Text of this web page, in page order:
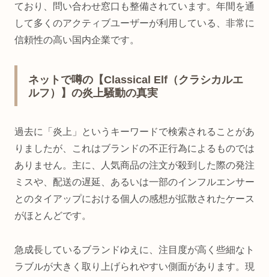
ており、問い合わせ窓口も整備されています。年間を通
して多くのアクティブユーザーが利用している、非常に
信頼性の高い国内企業です。
ネットで噂の【Classical Elf（クラシカルエ
ルフ）】の炎上騒動の真実
過去に「炎上」というキーワードで検索されることがあ
りましたが、これはブランドの不正行為によるものでは
ありません。主に、人気商品の注文が殺到した際の発注
ミスや、配送の遅延、あるいは一部のインフルエンサー
とのタイアップにおける個人の感想が拡散されたケース
がほとんどです。
急成長しているブランドゆえに、注目度が高く些細なト
ラブルが大きく取り上げられやすい側面があります。現